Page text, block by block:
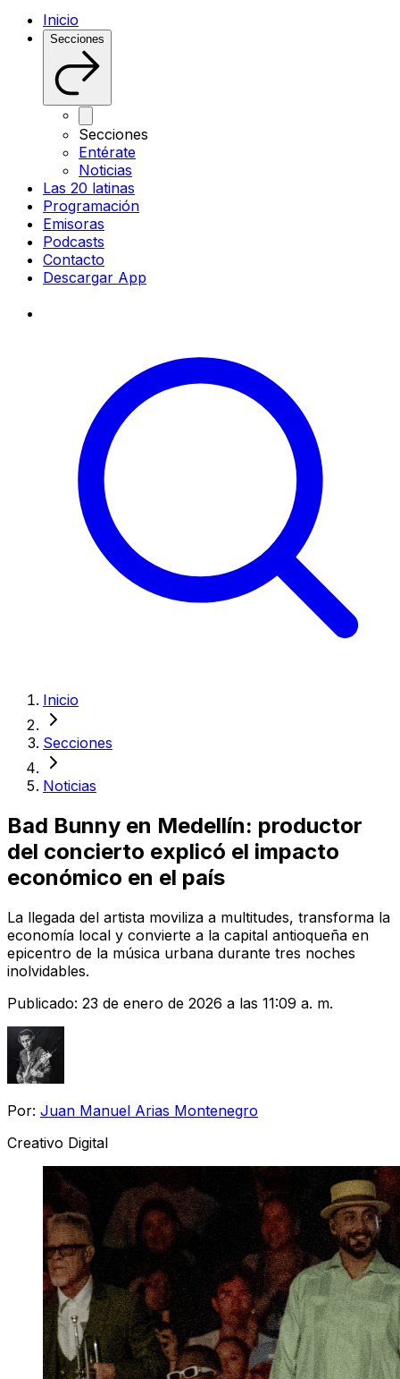
Inicio
Secciones
Secciones
Entérate
Noticias
Las 20 latinas
Programación
Emisoras
Podcasts
Contacto
Descargar App
Inicio
Secciones
Noticias
Bad Bunny en Medellín: productor
del concierto explicó el impacto
económico en el país
La llegada del artista moviliza a multitudes, transforma la
economía local y convierte a la capital antioqueña en
epicentro de la música urbana durante tres noches
inolvidables.
Publicado: 23 de enero de 2026 a las 11:09 a. m.
Por: Juan Manuel Arias Montenegro
Creativo Digital